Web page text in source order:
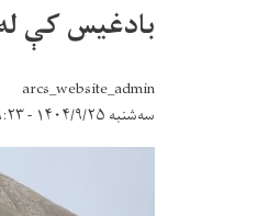
بادغیس کې له ۳۰۰ اړمنو کورنیو سره د خوراکي توکو مرسته
arcs_website_admin
سه‌شنبه ۱۴۰۴/۹/۲۵ - ۱۶:۲۳